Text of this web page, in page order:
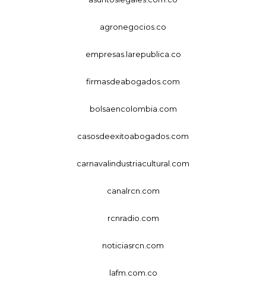
agronegocios.co
empresas.larepublica.co
firmasdeabogados.com
bolsaencolombia.com
casosdeexitoabogados.com
carnavalindustriacultural.com
canalrcn.com
rcnradio.com
noticiasrcn.com
lafm.com.co